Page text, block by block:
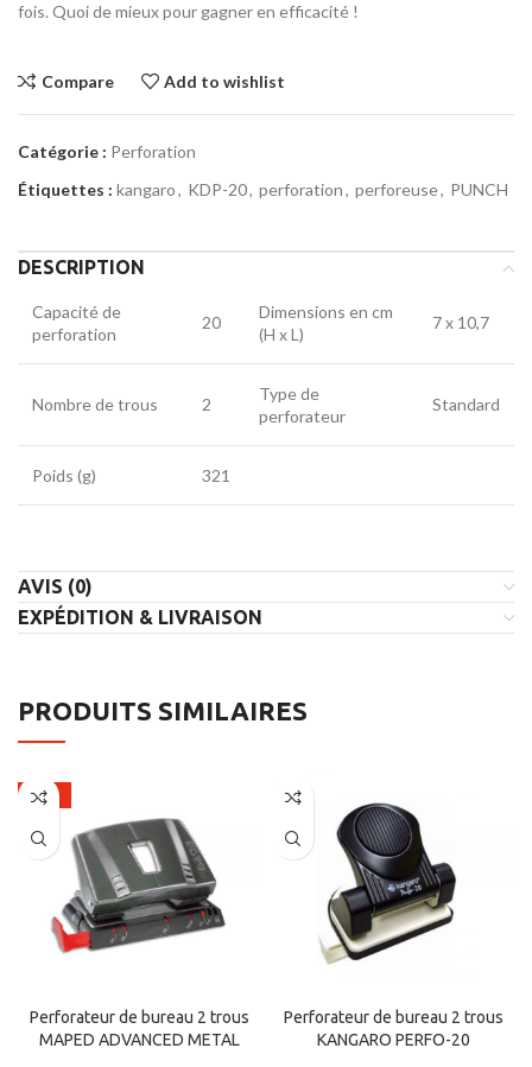
fois. Quoi de mieux pour gagner en efficacité !
Compare Add to wishlist
Catégorie : Perforation
Étiquettes : kangaro, KDP-20, perforation, perforeuse, PUNCH
DESCRIPTION
Capacité de
perforation
20
Dimensions en cm
(H x L)
7 x 10,7
Nombre de trous 2
Type de
perforateur
Standard
Poids (g) 321
AVIS (0)
EXPÉDITION & LIVRAISON
PRODUITS SIMILAIRES
-21%
Perforateur de bureau 2 trous
MAPED ADVANCED METAL
Perforateur de bureau 2 trous
KANGARO PERFO-20